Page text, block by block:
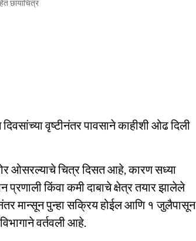
छायाचित्र
वृष्टीनंतर पावसाने काहीशी ओढ दिली
ओसरल्याचे चित्र दिसत आहे, कारण सध्या
प्रणाली किंवा कमी दाबाचे क्षेत्र तयार झालेले
मान्सून पुन्हा सक्रिय होईल आणि १ जुलैपासून
वर्तवली आहे.